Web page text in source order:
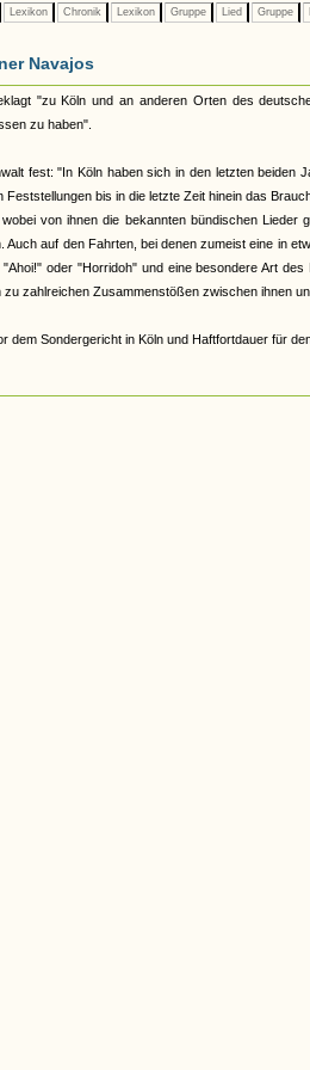
Lexikon Chronik Lexikon Gruppe Lied Gruppe
Navajos
"zu Köln und an anderen Orten des
zu haben".
fest: "In Köln haben sich in den letzten beiden
bis in die letzte Zeit hinein das
von ihnen die bekannten bündischen
auf den Fahrten, bei denen zumeist eine in
oder "Horridoh" und eine besondere Art
zahlreichen Zusammenstößen zwischen ihnen
Sondergericht in Köln und Haftfortdauer für den